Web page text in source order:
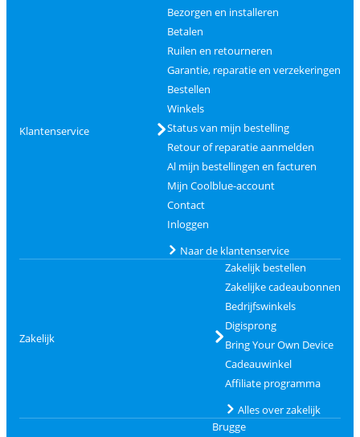
Klantenservice
Bezorgen en installeren
Betalen
Ruilen en retourneren
Garantie, reparatie en verzekeringen
Bestellen
Winkels
Status van mijn bestelling
Retour of reparatie aanmelden
Al mijn bestellingen en facturen
Mijn Coolblue-account
Contact
Inloggen
Naar de klantenservice
Zakelijk
Zakelijk bestellen
Zakelijke cadeaubonnen
Bedrijfswinkels
Digisprong
Bring Your Own Device
Cadeauwinkel
Affiliate programma
Alles over zakelijk
Brugge